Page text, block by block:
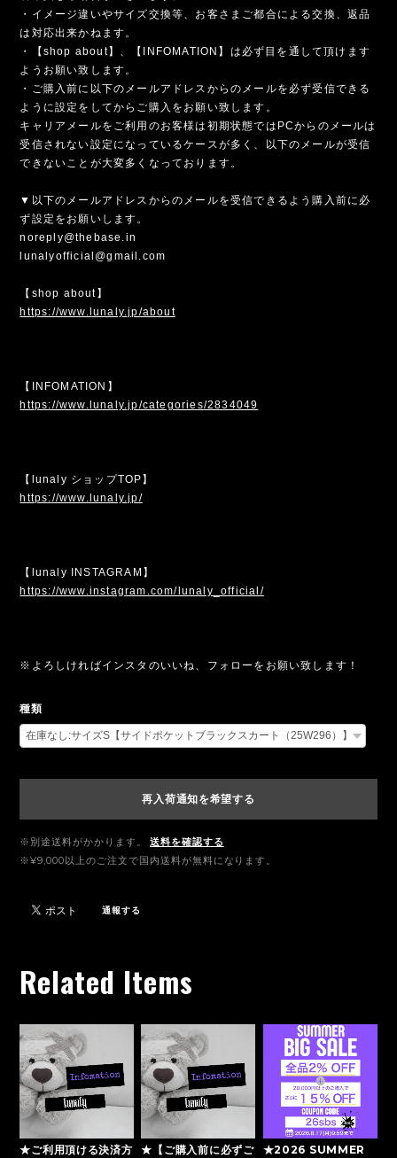
・イメージ違いやサイズ交換等、お客さまご都合による交換、返品
は対応出来かねます。
・【shop about】、【INFOMATION】は必ず目を通して頂けます
ようお願い致します。
・ご購入前に以下のメールアドレスからのメールを必ず受信できる
ように設定をしてからご購入をお願い致します。
キャリアメールをご利用のお客様は初期状態ではPCからのメールは
受信されない設定になっているケースが多く、以下のメールが受信
できないことが大変多くなっております。
▼以下のメールアドレスからのメールを受信できるよう購入前に必
ず設定をお願いします。
noreply@thebase.in
lunalyofficial@gmail.com
【shop about】
https://www.lunaly.jp/about
【INFOMATION】
https://www.lunaly.jp/categories/2834049
【lunaly ショップTOP】
https://www.lunaly.jp/
【lunaly INSTAGRAM】
https://www.instagram.com/lunaly_official/
※よろしければインスタのいいね、フォローをお願い致します！
種類
再入荷通知を希望する
※別途送料がかかります。
送料を確認する
※¥9,000以上のご注文で国内送料が無料になります。
通報する
Related Items
★ご利用頂ける決済方
★【ご購入前に必ずご
★2026 SUMMER